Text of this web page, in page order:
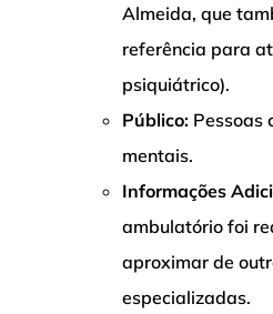
Almeida, que
referência para
psiquiátrico).
Público: Pessoas
mentais.
Informações
ambulatório foi
aproximar de
especializadas.